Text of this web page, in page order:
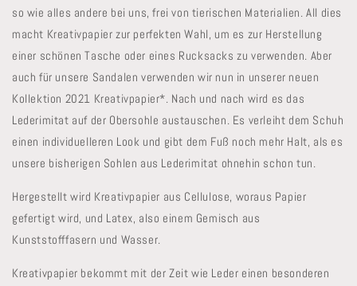
so wie alles andere bei uns, frei von tierischen Materialien. All dies
macht Kreativpapier zur perfekten Wahl, um es zur Herstellung
einer schönen Tasche oder eines Rucksacks zu verwenden. Aber
auch für unsere Sandalen verwenden wir nun in unserer neuen
Kollektion 2021 Kreativpapier*. Nach und nach wird es das
Lederimitat auf der Obersohle austauschen. Es verleiht dem Schuh
einen individuelleren Look und gibt dem Fuß noch mehr Halt, als es
unsere bisherigen Sohlen aus Lederimitat ohnehin schon tun.
Hergestellt wird Kreativpapier aus Cellulose, woraus Papier
gefertigt wird, und Latex, also einem Gemisch aus
Kunststofffasern und Wasser.
Kreativpapier bekommt mit der Zeit wie Leder einen besonderen